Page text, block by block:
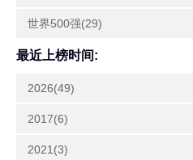
世界500强(29)
最近上榜时间:
2026(49)
2017(6)
2021(3)